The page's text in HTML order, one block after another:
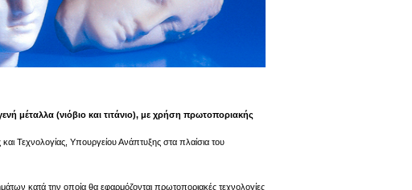
μέταλλα (νιόβιο και τιτάνιο), με χρήση πρωτοποριακής
Τεχνολογίας, Υπουργείου Ανάπτυξης στα πλαίσια του
κατά την οποία θα εφαρμόζονται πρωτοποριακές τεχνολογίες